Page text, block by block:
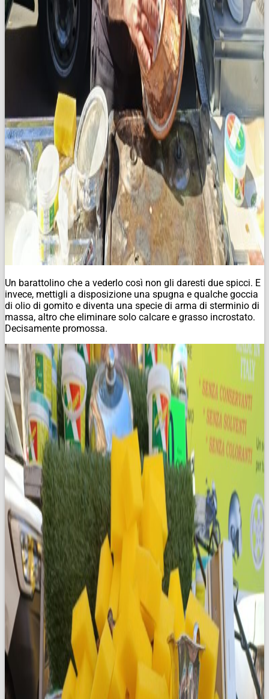
Un barattolino che a vederlo così non gli daresti due spicci. E
invece, mettigli a disposizione una spugna e qualche goccia
di olio di gomito e diventa una specie di arma di sterminio di
massa, altro che eliminare solo calcare e grasso incrostato.
Decisamente promossa.